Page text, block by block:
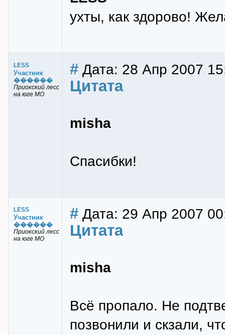
ухты, как здорово!
LESS
Участник
������
Приокский лесс
на юге МО
# Дата: 28 Апр 2007
Цитата
misha
Спасибки!
LESS
Участник
������
Приокский лесс
на юге МО
# Дата: 29 Апр 2007
Цитата
misha
Всё пропало. Не
позвонили и скзали,